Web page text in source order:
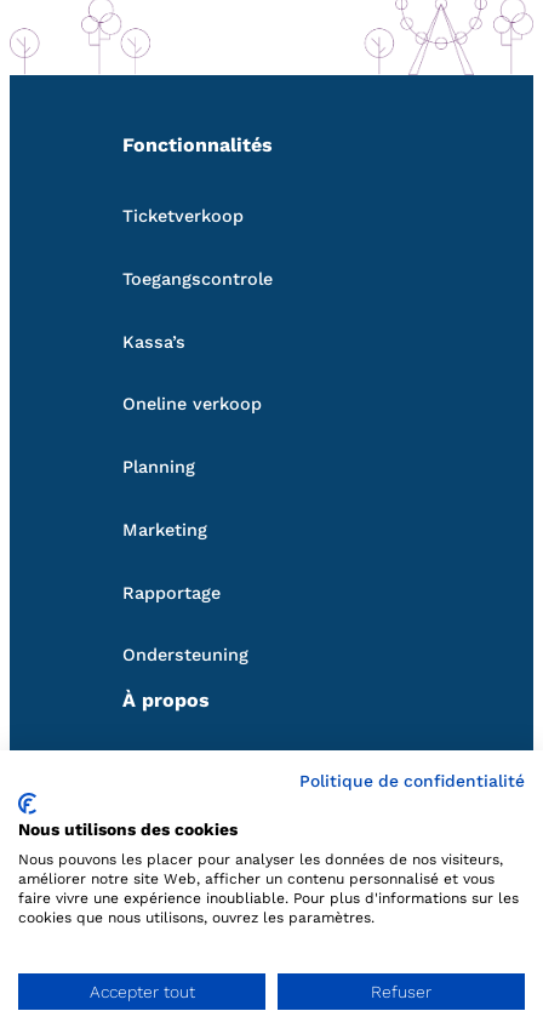
Fonctionnalités
Ticketverkoop
Toegangscontrole
Kassa’s
Oneline verkoop
Planning
Marketing
Rapportage
Ondersteuning
À propos
Nos partenaires
Volg ons
Neem contact met ons op
Politique de confidentialité
Nous utilisons des cookies
Nous pouvons les placer pour analyser les données de nos visiteurs,
améliorer notre site Web, afficher un contenu personnalisé et vous
faire vivre une expérience inoubliable. Pour plus d'informations sur les
cookies que nous utilisons, ouvrez les paramètres.
Accepter tout Refuser